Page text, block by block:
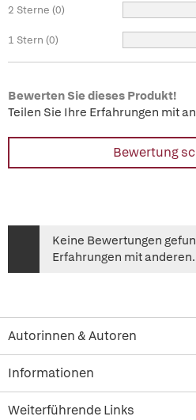
2 Sterne (0)
1 Stern (0)
Bewerten Sie dieses Produkt!
Teilen Sie Ihre Erfahrungen mit
Bewertung
Keine Bewertungen
Erfahrungen mit anderen.
Autorinnen & Autoren
Informationen
Weiterführende Links